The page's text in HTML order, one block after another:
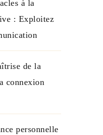
à la
: Exploitez
de la
connexion
personnelle